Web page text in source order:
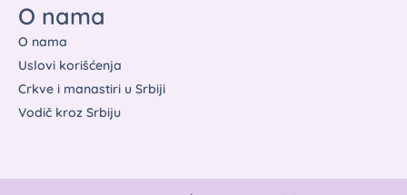
O nama
O nama
Uslovi korišćenja
Crkve i manastiri u Srbiji
Vodič kroz Srbiju